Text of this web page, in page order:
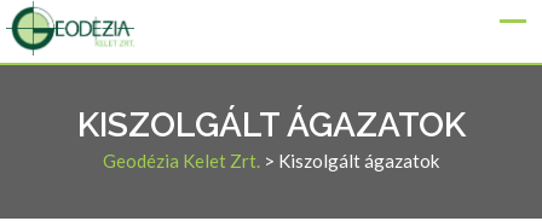
KISZOLGÁLT ÁGAZATOK
Geodézia Kelet Zrt. > Kiszolgált ágazatok